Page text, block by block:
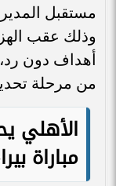
مستقبل
وذلك عقب
أهداف دون
من مرحلة
الأهلي
مباراة